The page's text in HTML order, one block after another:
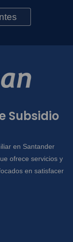
Subsidio
en Santander
ofrece servicios y
en satisfacer